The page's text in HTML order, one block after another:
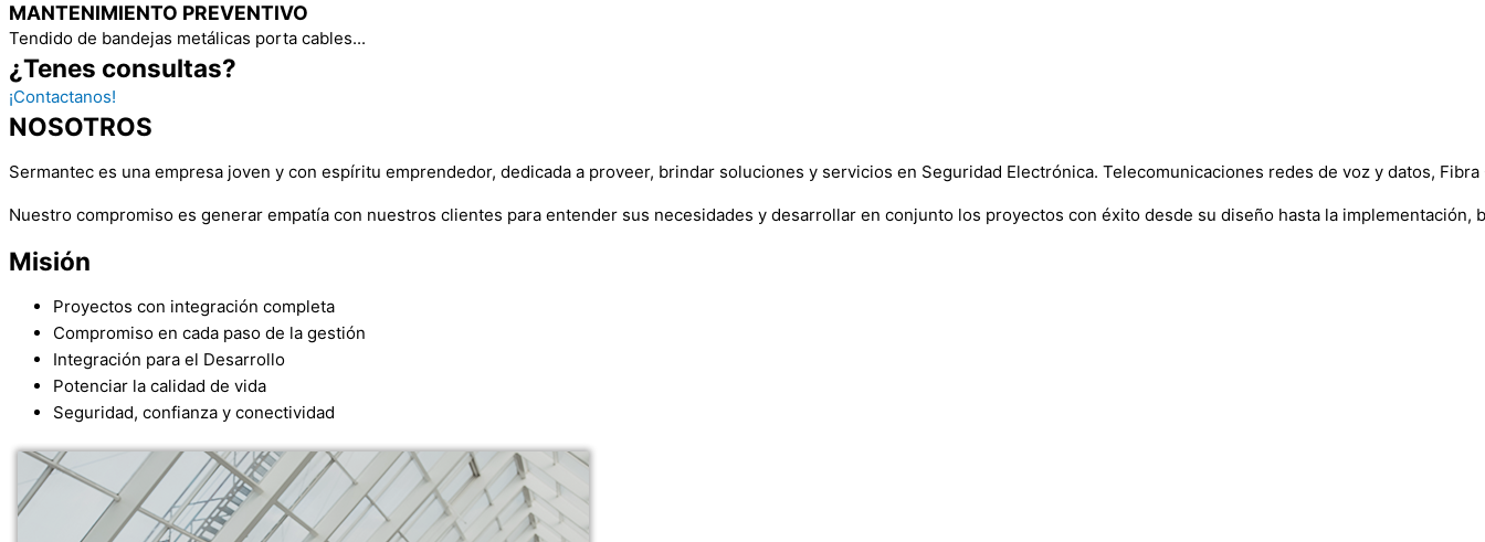
MANTENIMIENTO PREVENTIVO
Tendido de bandejas metálicas porta cables...
¿Tenes consultas?
¡Contactanos!
NOSOTROS
Sermantec es una empresa joven y con espíritu emprendedor, dedicada a proveer, brindar soluciones y servicios en Seguridad Electrónica. Telecomunicaciones redes de voz y datos,
Nuestro compromiso es generar empatía con nuestros clientes para entender sus necesidades y desarrollar en conjunto los proyectos con éxito desde su diseño hasta la implementación,
Misión
Proyectos con integración completa
Compromiso en cada paso de la gestión
Integración para el Desarrollo
Potenciar la calidad de vida
Seguridad, confianza y conectividad